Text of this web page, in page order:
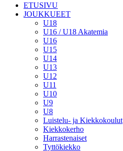
ETUSIVU
JOUKKUEET
U18
U16 / U18 Akatemia
U16
U15
U14
U13
U12
U11
U10
U9
U8
Luistelu- ja Kiekkokoulut
Kiekkokerho
Harrastenaiset
Tyttökiekko